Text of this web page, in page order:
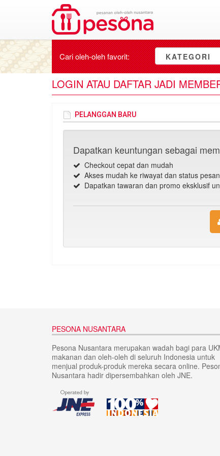
Cari oleh-olehfavorit: KATEGORI
LOGIN ATAU DAFTAR JADI
PELANGGAN BARU
Dapatkan keuntungan sebagai
Checkout cepat dan mudah
Akses mudah ke riwayat dan status
Dapatkan tawaran dan promo eksklusif
PESONA NUSANTARA
Pesona Nusantara merupakan wadah bagi para
makanan dan oleh-oleh di seluruh Indonesia untuk
menjual produk-produk mereka secara online.
Nusantara hadir dipersembahkan oleh JNE.